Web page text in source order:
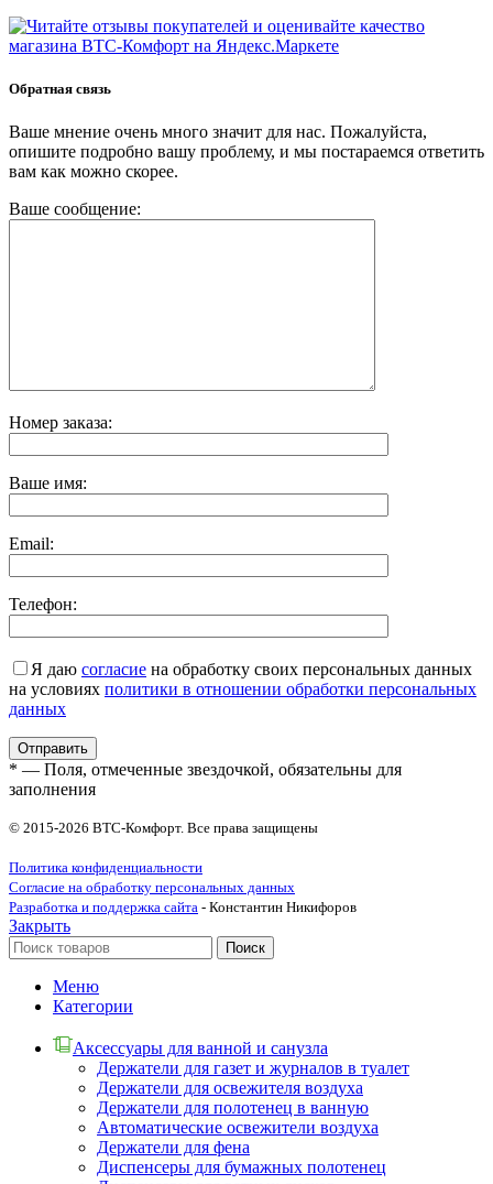
Обратная связь
Ваше мнение очень много значит для нас. Пожалуйста,
опишите подробно вашу проблему, и мы постараемся ответить
вам как можно скорее.
Ваше сообщение:
Номер заказа:
Ваше имя:
Email:
Телефон:
Я даю согласие на обработку своих персональных данных
на условиях политики в отношении обработки персональных
данных
* — Поля, отмеченные звездочкой, обязательны для
заполнения
© 2015-2026 ВТС-Комфорт. Все права защищены
Политика конфиденциальности
Согласие на обработку персональных данных
Разработка и поддержка сайта - Константин Никифоров
Закрыть
Поиск
Меню
Категории
Аксессуары для ванной и санузла
Держатели для газет и журналов в туалет
Держатели для освежителя воздуха
Держатели для полотенец в ванную
Автоматические освежители воздуха
Держатели для фена
Диспенсеры для бумажных полотенец